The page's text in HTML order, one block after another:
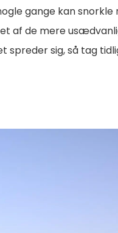
gange kan snorkle
af de mere
sig, så tag